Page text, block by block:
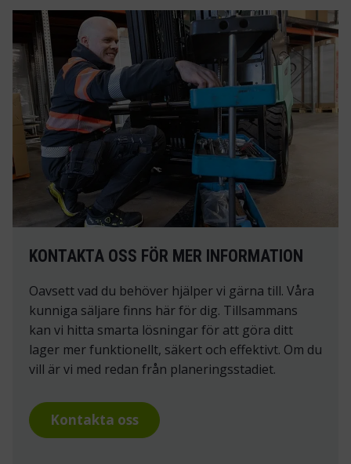
KONTAKTA OSS FÖR MER INFORMATION
Oavsett vad du behöver hjälper vi gärna till. Våra
kunniga säljare finns här för dig. Tillsammans
kan vi hitta smarta lösningar för att göra ditt
lager mer funktionellt, säkert och effektivt. Om du
vill är vi med redan från planeringsstadiet.
Kontakta oss